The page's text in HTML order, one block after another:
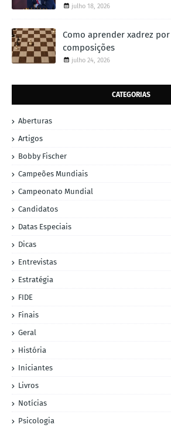
julho 18, 2026
Como aprender xadrez
composições
julho 24, 2026
CATEGORIAS
Aberturas
Artigos
Bobby Fischer
Campeões Mundiais
Campeonato Mundial
Candidatos
Datas Especiais
Dicas
Entrevistas
Estratégia
FIDE
Finais
Geral
História
Iniciantes
Livros
Notícias
Psicologia